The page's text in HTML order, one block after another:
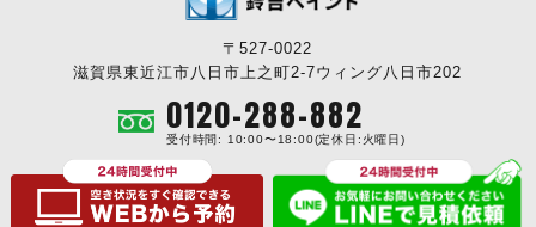
〒527-0022
滋賀県東近江市八日市上之町2-7ウィング八日市202
0120-288-882
受付時間: 10:00〜18:00(定休日:火曜日)